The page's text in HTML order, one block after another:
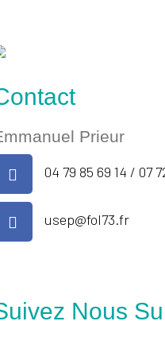
Prieur
04 79 85 69 14 / 07
usep@fol73.fr
Nous